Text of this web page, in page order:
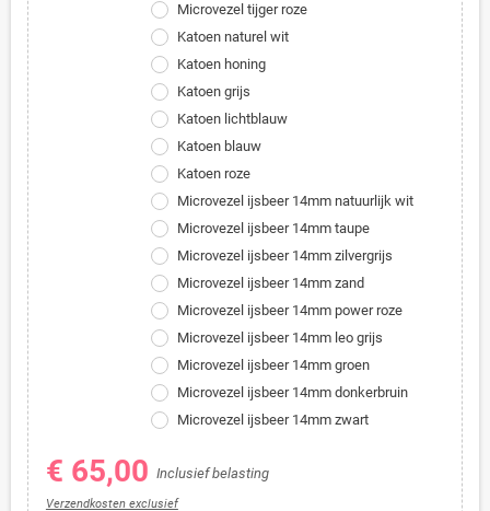
Microvezel tijger roze
Katoen naturel wit
Katoen honing
Katoen grijs
Katoen lichtblauw
Katoen blauw
Katoen roze
Microvezel ijsbeer 14mm natuurlijk wit
Microvezel ijsbeer 14mm taupe
Microvezel ijsbeer 14mm zilvergrijs
Microvezel ijsbeer 14mm zand
Microvezel ijsbeer 14mm power roze
Microvezel ijsbeer 14mm leo grijs
Microvezel ijsbeer 14mm groen
Microvezel ijsbeer 14mm donkerbruin
Microvezel ijsbeer 14mm zwart
€ 65,00 Inclusief belasting
Verzendkosten exclusief